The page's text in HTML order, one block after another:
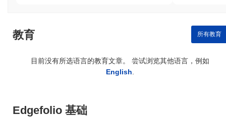
教育 所有教育
目前没有所选语言的教育文章。 尝试浏览其他语言，例如
English
Edgefolio 基础